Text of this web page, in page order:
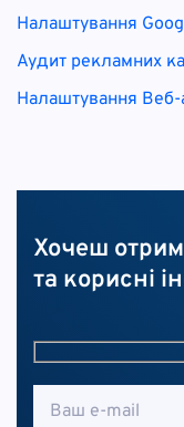
Налаштування
Аудит рекламних
Налаштування Веб-
Хочеш
та корисні